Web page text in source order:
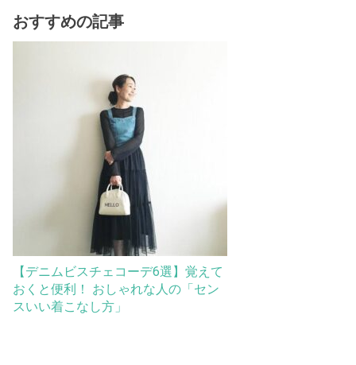
おすすめの記事
【デニムビスチェコーデ6選】覚えて
おくと便利！ おしゃれな人の「セン
スいい着こなし方」